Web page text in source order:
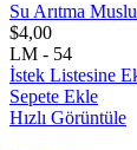
Su Arıtma
$4,00
LM - 54
İstek Listesine
Sepete Ekle
Hızlı Görüntüle